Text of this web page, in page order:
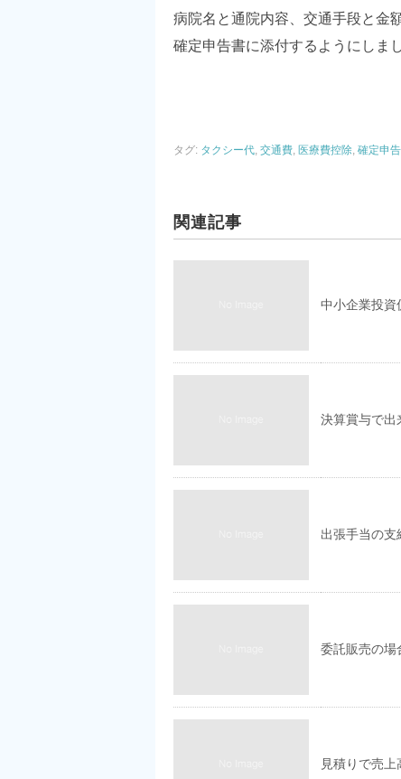
病院名と通院内容、交通手段と金
確定申告書に添付するようにしま
タグ: タクシー代, 交通費, 医療費控除, 確定申告
関連記事
中小企業投資
決算賞与で出
出張手当の
委託販売の場
見積りで売